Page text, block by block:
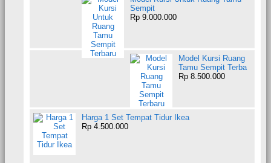
Sempit
Rp 9.000.000
Model Kursi Ruang
Tamu Sempit Terba
Rp 8.500.000
Harga 1 Set Tempat Tidur Ikea
Rp 4.500.000